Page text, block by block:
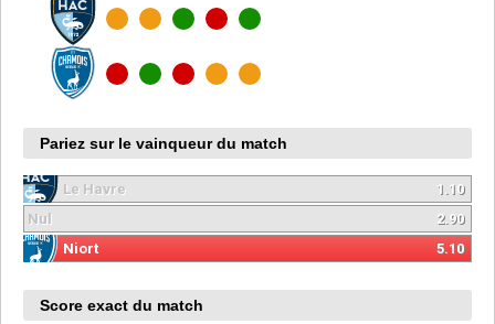
Pariez sur le vainqueur du match
Le Havre
1.10
Nul
2.90
Niort
5.10
Score exact du match